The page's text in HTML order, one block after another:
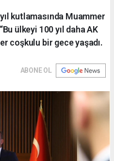
kutlamasında Muammer
ülkeyi 100 yıl daha AK
coşkulu bir gece yaşadı.
ABONE OL